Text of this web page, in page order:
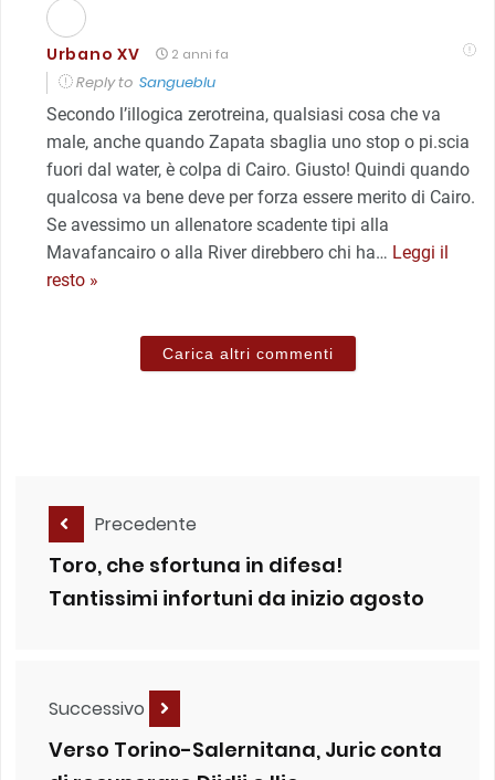
Urbano XV 2 anni fa
Reply to Sangueblu
Secondo l’illogica zerotreina, qualsiasi cosa che va
male, anche quando Zapata sbaglia uno stop o pi.scia
fuori dal water, è colpa di Cairo. Giusto! Quindi quando
qualcosa va bene deve per forza essere merito di Cairo.
Se avessimo un allenatore scadente tipi alla
Mavafancairo o alla River direbbero chi ha… Leggi il
resto »
Carica altri commenti
Precedente
Toro, che sfortuna in difesa!
Tantissimi infortuni da inizio agosto
Successivo
Verso Torino-Salernitana, Juric conta